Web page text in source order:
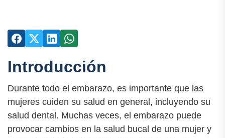
Introducción
Durante todo el embarazo, es importante que las
mujeres cuiden su salud en general, incluyendo su
salud dental. Muchas veces, el embarazo puede
provocar cambios en la salud bucal de una mujer y